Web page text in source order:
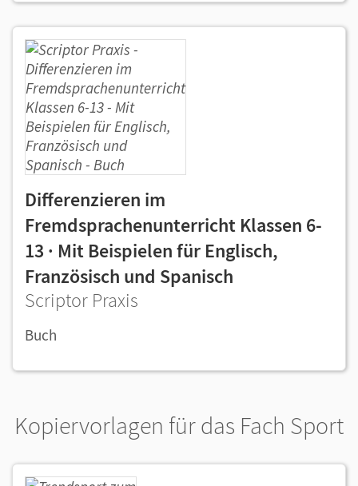
Differenzieren im
Fremdsprachenunterricht Klassen 6-
13 · Mit Beispielen für Englisch,
Französisch und Spanisch
Scriptor Praxis
Buch
Kopiervorlagen für das Fach Sport